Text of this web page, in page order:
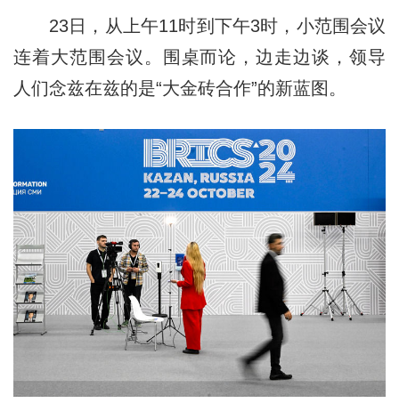
23日，从上午11时到下午3时，小范围会议
连着大范围会议。围桌而论，边走边谈，领导
人们念兹在兹的是“大金砖合作”的新蓝图。